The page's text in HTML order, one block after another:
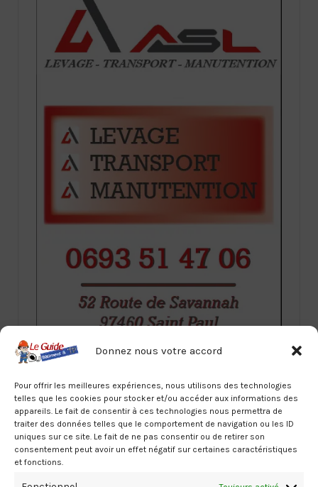
Donnez nous votre accord
Pour offrir les meilleures expériences, nous utilisons des technologies
telles que les cookies pour stocker et/ou accéder aux informations des
appareils. Le fait de consentir à ces technologies nous permettra de
traiter des données telles que le comportement de navigation ou les ID
uniques sur ce site. Le fait de ne pas consentir ou de retirer son
consentement peut avoir un effet négatif sur certaines caractéristiques
et fonctions.